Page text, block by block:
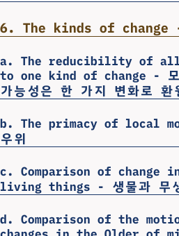
6. The kinds of change
a. The reducibility of all
to one kind of change - 모
가능성은 한 가지 변화로 환
b. The primacy of local
우위
c. Comparison of change
living things - 생물과 무
d. Comparison of the